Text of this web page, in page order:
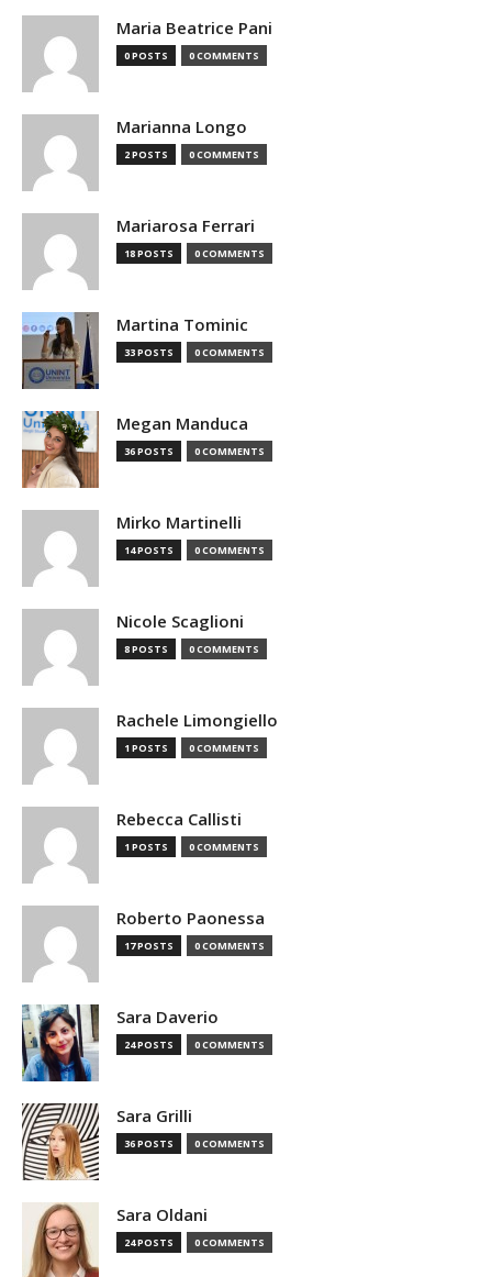
Maria Beatrice Pani
0 POSTS 0 COMMENTS
Marianna Longo
2 POSTS 0 COMMENTS
Mariarosa Ferrari
18 POSTS 0 COMMENTS
Martina Tominic
33 POSTS 0 COMMENTS
Megan Manduca
36 POSTS 0 COMMENTS
Mirko Martinelli
14 POSTS 0 COMMENTS
Nicole Scaglioni
8 POSTS 0 COMMENTS
Rachele Limongiello
1 POSTS 0 COMMENTS
Rebecca Callisti
1 POSTS 0 COMMENTS
Roberto Paonessa
17 POSTS 0 COMMENTS
Sara Daverio
24 POSTS 0 COMMENTS
Sara Grilli
36 POSTS 0 COMMENTS
Sara Oldani
24 POSTS 0 COMMENTS